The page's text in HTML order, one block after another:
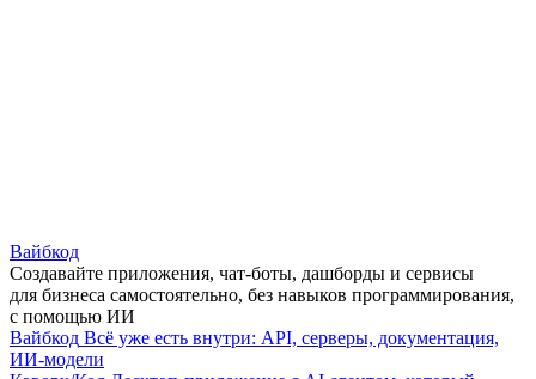
Вайбкод
Создавайте приложения, чат-боты, дашборды и сервисы
для бизнеса самостоятельно, без навыков программирования,
с помощью ИИ
Вайбкод Всё уже есть внутри: API, серверы, документация,
ИИ-модели